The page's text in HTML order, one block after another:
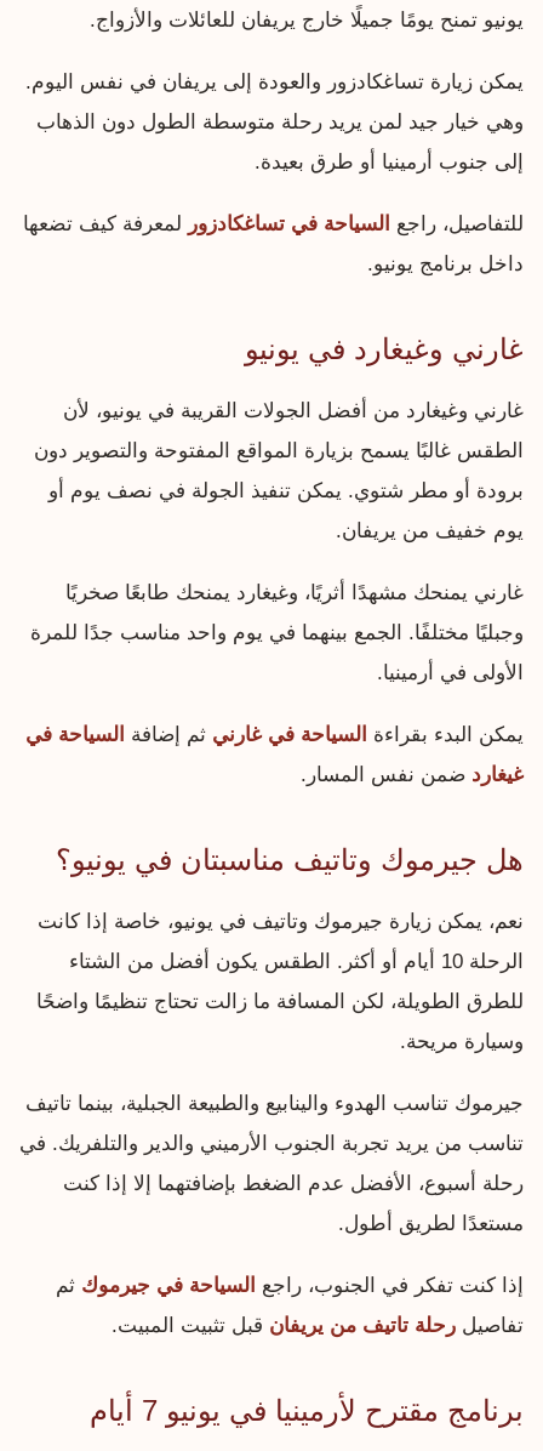
يونيو تمنح يومًا جميلًا خارج يريفان للعائلات والأزواج.
يمكن زيارة تساغكادزور والعودة إلى يريفان في نفس اليوم.
وهي خيار جيد لمن يريد رحلة متوسطة الطول دون الذهاب
إلى جنوب أرمينيا أو طرق بعيدة.
للتفاصيل، راجع السياحة في تساغكادزور لمعرفة كيف تضعها
داخل برنامج يونيو.
غارني وغيغارد في يونيو
غارني وغيغارد من أفضل الجولات القريبة في يونيو، لأن
الطقس غالبًا يسمح بزيارة المواقع المفتوحة والتصوير دون
برودة أو مطر شتوي. يمكن تنفيذ الجولة في نصف يوم أو
يوم خفيف من يريفان.
غارني يمنحك مشهدًا أثريًا، وغيغارد يمنحك طابعًا صخريًا
وجبليًا مختلفًا. الجمع بينهما في يوم واحد مناسب جدًا للمرة
الأولى في أرمينيا.
يمكن البدء بقراءة السياحة في غارني ثم إضافة السياحة في
غيغارد ضمن نفس المسار.
هل جيرموك وتاتيف مناسبتان في يونيو؟
نعم، يمكن زيارة جيرموك وتاتيف في يونيو، خاصة إذا كانت
الرحلة 10 أيام أو أكثر. الطقس يكون أفضل من الشتاء
للطرق الطويلة، لكن المسافة ما زالت تحتاج تنظيمًا واضحًا
وسيارة مريحة.
جيرموك تناسب الهدوء والينابيع والطبيعة الجبلية، بينما تاتيف
تناسب من يريد تجربة الجنوب الأرميني والدير والتلفريك. في
رحلة أسبوع، الأفضل عدم الضغط بإضافتهما إلا إذا كنت
مستعدًا لطريق أطول.
إذا كنت تفكر في الجنوب، راجع السياحة في جيرموك ثم
تفاصيل رحلة تاتيف من يريفان قبل تثبيت المبيت.
برنامج مقترح لأرمينيا في يونيو 7 أيام